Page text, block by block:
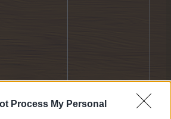
Process My Personal